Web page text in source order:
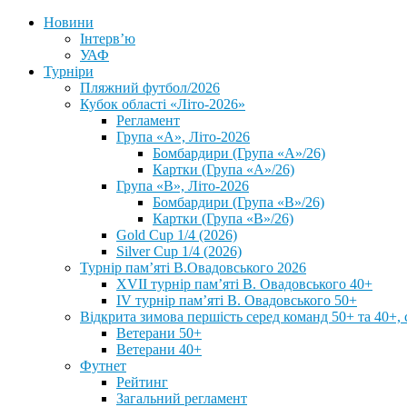
Новини
Інтерв’ю
УАФ
Турніри
Пляжний футбол/2026
Кубок області «Літо-2026»
Регламент
Група «А», Літо-2026
Бомбардири (Група «А»/26)
Картки (Група «А»/26)
Група «В», Літо-2026
Бомбардири (Група «В»/26)
Картки (Група «В»/26)
Gold Cup 1/4 (2026)
Silver Cup 1/4 (2026)
Турнір пам’яті В.Овадовського 2026
XVII турнір пам’яті В. Овадовського 40+
IV турнір пам’яті В. Овадовського 50+
Відкрита зимова першість серед команд 50+ та 40+,
Ветерани 50+
Ветерани 40+
Футнет
Рейтинг
Загальний регламент